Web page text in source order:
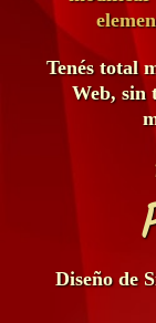
Tenés total
Web, sin
Diseño de